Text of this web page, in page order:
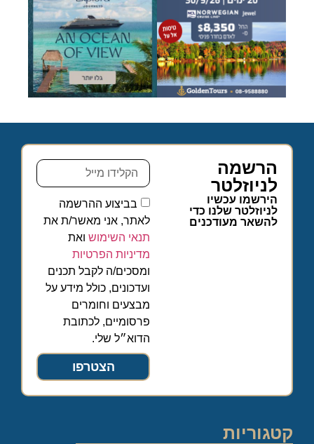
הרשמה
לניוזלטר
הירשמו עכשיו
לניוזלטר שלנו כדי
להשאר מעודכנים
בביצוע ההרשמה
לאתר, אני מאשר/ת את
תנאי השימוש ואת
מדיניות הפרטיות
ומסכים/ה לקבל תכנים
ועדכונים, כולל מידע על
מבצעים וחומרים
פרסומיים, לכתובת
הדוא״ל שלי.
הצטרפו
קטגוריות